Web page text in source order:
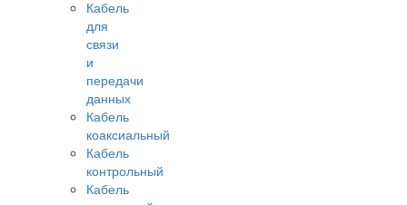
Кабель
для
связи
и
передачи
данных
Кабель
коаксиальный
Кабель
контрольный
Кабель